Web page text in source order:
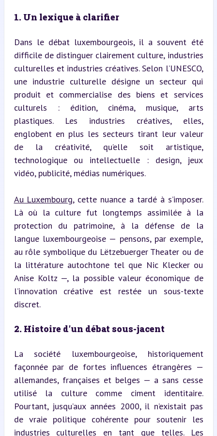
1. Un lexique à clarifier
Dans le débat luxembourgeois, il a souvent été
difficile de distinguer clairement culture, industries
culturelles et industries créatives. Selon l’UNESCO,
une industrie culturelle désigne un secteur qui
produit et commercialise des biens et services
culturels : édition, cinéma, musique, arts
plastiques. Les industries créatives, elles,
englobent en plus les secteurs tirant leur valeur
de la créativité, qu’elle soit artistique,
technologique ou intellectuelle : design, jeux
vidéo, publicité, médias numériques.
Au Luxembourg, cette nuance a tardé à s’imposer.
Là où la culture fut longtemps assimilée à la
protection du patrimoine, à la défense de la
langue luxembourgeoise — pensons, par exemple,
au rôle symbolique du Lëtzebuerger Theater ou de
la littérature autochtone tel que Nic Klecker ou
Anise Koltz —, la possible valeur économique de
l’innovation créative est restée un sous-texte
discret.
2. Histoire d’un débat sous-jacent
La société luxembourgeoise, historiquement
façonnée par de fortes influences étrangères —
allemandes, françaises et belges — a sans cesse
utilisé la culture comme ciment identitaire.
Pourtant, jusqu’aux années 2000, il n’existait pas
de vraie politique cohérente pour soutenir les
industries culturelles en tant que telles. Les